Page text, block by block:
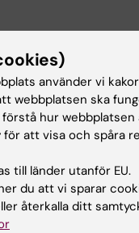
onset CID is
by
Axelsen E; Marits
använder vi
webbplatsen ska
hur webbplatsen
för att visa och spåra
till länder utanför EU.
du att vi sparar
återkalla ditt